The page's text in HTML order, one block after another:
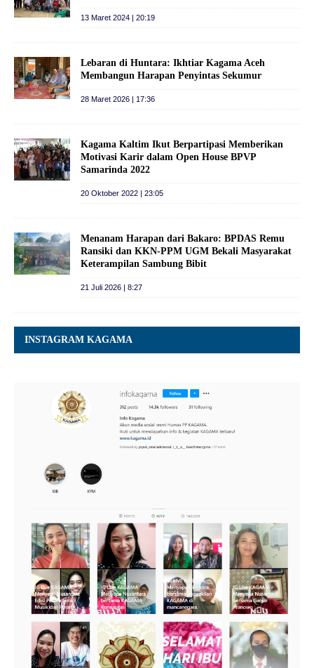
13 Maret 2024 | 20:19
Lebaran di Huntara: Ikhtiar Kagama Aceh
Membangun Harapan Penyintas Sekumur
28 Maret 2026 | 17:36
Kagama Kaltim Ikut Berpartipasi Memberikan
Motivasi Karir dalam Open House BPVP
Samarinda 2022
20 Oktober 2022 | 23:05
Menanam Harapan dari Bakaro: BPDAS Remu
Ransiki dan KKN-PPM UGM Bekali Masyarakat
Keterampilan Sambung Bibit
21 Juli 2026 | 8:27
INSTAGRAM KAGAMA